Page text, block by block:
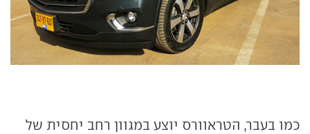
כמו בעבר, הטראוורס יוצע במגוון רחב יחסית של